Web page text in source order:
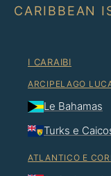
CARIBBEAN
I CARAIBI
ARCIPELAGO
Le Bahamas
Turks e
ATLANTICO E